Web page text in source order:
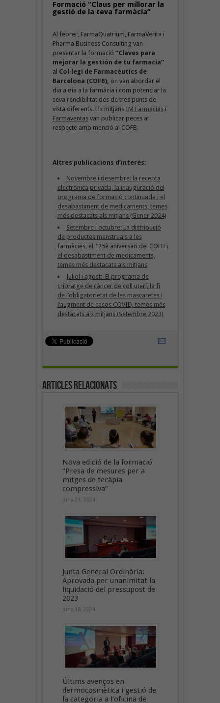
Formació “Claus per millorar la
gestió de la teva farmàcia”
Al febrer, FarmaQuatrium, FarmaVerita i
Pharma Business Consulting van
presentar la formació “Claves para
mejorar la gestión de tu farmacia”
al Col·legi de Farmacèutics de
Barcelona (COFB), on van abordar el
dia a dia a la farmàcia i com potenciar la
seva rendibilitat des de tres punts de
vista diferents. Els mitjans IM Farmaciasi
Farmaventasvan publicar peces al
respecte amb menció al COFB.
Altres publicacions d’interès:
Novembre i desembre: la recepta
electrònica privada, la inauguració del
programa de formació continuada i el
desabastiment de medicaments, temes
més destacats als mitjans (Gener 2024)
Setembre i octubre: La distribució
de productes menstruals a les
farmàcies, el 125è aniversari del COFB i
el desabastiment de medicaments,
temes més destacats als mitjans
Juliol i agost: El programa de
cribratge de càncer de coll uterí, la fi
de l’obligatorietat de les mascaretes i
l’augment de casos COVID, temes més
destacats als mitjans (Setembre 2023)
Articles Relacionats
Nova edició de la formació
“Presa de mesures per a
mitges de teràpia
compressiva”
juny 21, 2024
Junta General Ordinària:
Aprovada per unanimitat la
liquidació del pressupost de
2023
juny 18, 2024
Últims avenços en
dermocosmètica i gestió de
la categoria a l’oficina de